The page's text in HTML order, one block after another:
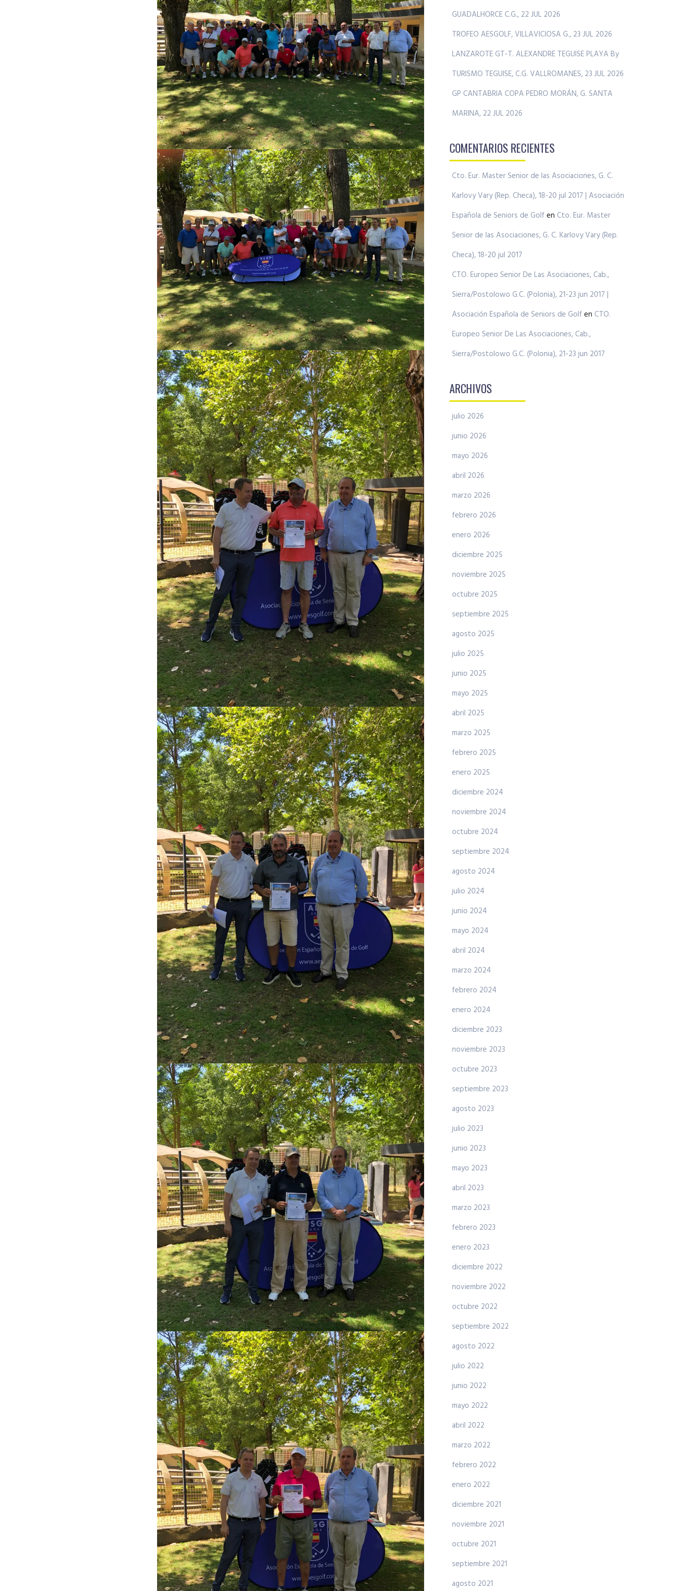
GUADALHORCE C.G., 22 JUL 2026
TROFEO AESGOLF, VILLAVICIOSA G., 23 JUL 2026
LANZAROTE GT-T. ALEXANDRE TEGUISE PLAYA By
TURISMO TEGUISE, C.G. VALLROMANES, 23 JUL 2026
GP CANTABRIA COPA PEDRO MORÁN, G. SANTA
MARINA, 22 JUL 2026
COMENTARIOS RECIENTES
Cto. Eur. Master Senior de las Asociaciones, G. C.
Karlovy Vary (Rep. Checa), 18-20 jul 2017 | Asociación
Española de Seniors de Golf en Cto. Eur. Master
Senior de las Asociaciones, G. C. Karlovy Vary (Rep.
Checa), 18-20 jul 2017
CTO. Europeo Senior De Las Asociaciones, Cab.,
Sierra/Postolowo G.C. (Polonia), 21-23 jun 2017 |
Asociación Española de Seniors de Golf en CTO.
Europeo Senior De Las Asociaciones, Cab.,
Sierra/Postolowo G.C. (Polonia), 21-23 jun 2017
ARCHIVOS
julio 2026
junio 2026
mayo 2026
abril 2026
marzo 2026
febrero 2026
enero 2026
diciembre 2025
noviembre 2025
octubre 2025
septiembre 2025
agosto 2025
julio 2025
junio 2025
mayo 2025
abril 2025
marzo 2025
febrero 2025
enero 2025
diciembre 2024
noviembre 2024
octubre 2024
septiembre 2024
agosto 2024
julio 2024
junio 2024
mayo 2024
abril 2024
marzo 2024
febrero 2024
enero 2024
diciembre 2023
noviembre 2023
octubre 2023
septiembre 2023
agosto 2023
julio 2023
junio 2023
mayo 2023
abril 2023
marzo 2023
febrero 2023
enero 2023
diciembre 2022
noviembre 2022
octubre 2022
septiembre 2022
agosto 2022
julio 2022
junio 2022
mayo 2022
abril 2022
marzo 2022
febrero 2022
enero 2022
diciembre 2021
noviembre 2021
octubre 2021
septiembre 2021
agosto 2021